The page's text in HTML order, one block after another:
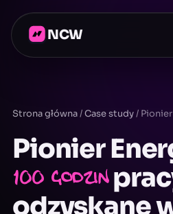
NCW
Strona główna/Case study/
Pionier
100 godzin
odzyskane